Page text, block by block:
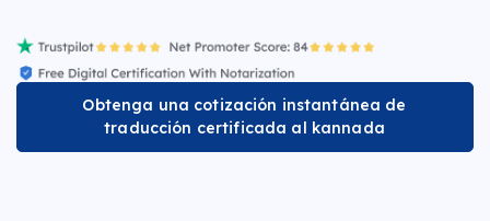
Obtenga una cotización instantánea de
traducción certificada al kannada